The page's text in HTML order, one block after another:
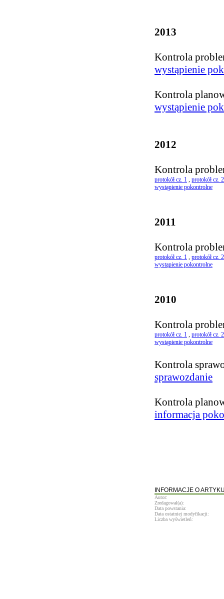
2013
Kontrola
wystąpienie
Kontrola
wystąpienie
2012
Kontrola
protokół cz. 1 , protokół cz. 2
wystąpienie pokontrolne
2011
Kontrola
protokół cz. 1 , protokół cz. 2
wystąpienie pokontrolne
2010
Kontrola
protokół cz. 1 , protokół cz. 2
wystąpienie pokontrolne
Kontrola
sprawozdanie
Kontrola
informacja
INFORMACJE O
Autor:
Zredagował(a):
Data powstania:
Data ostatniej modyfikacji:
Liczba wyświetleń: